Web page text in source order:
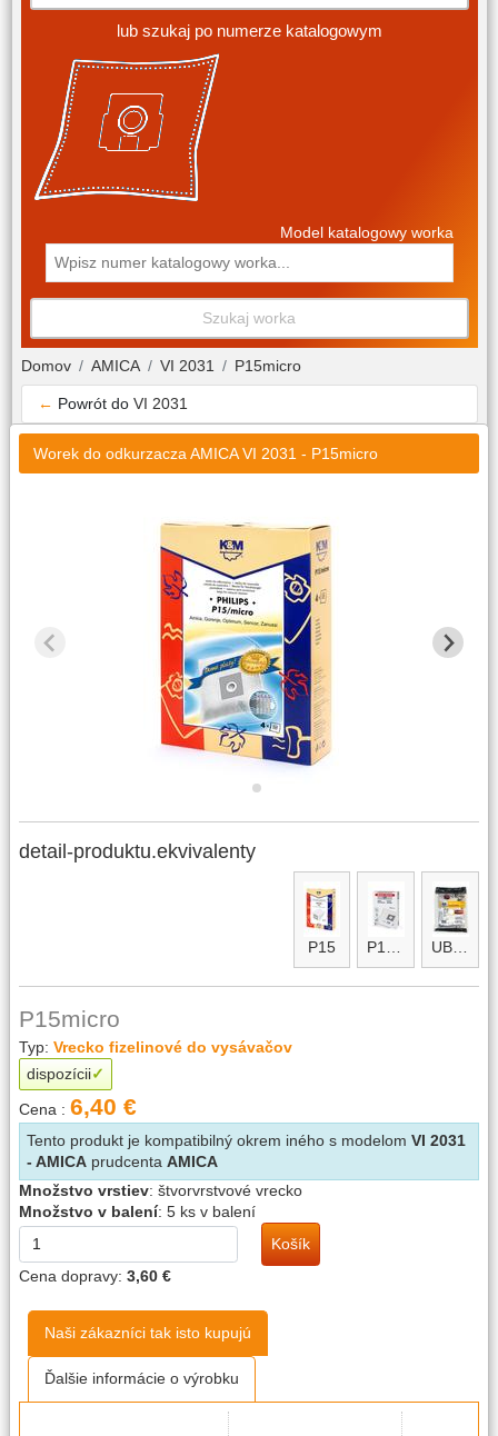
lub szukaj po numerze katalogowym
Model katalogowy worka
Szukaj worka
Domov AMICA VI 2031 P15micro
← Powrót do VI 2031
Worek do odkurzacza AMICA VI 2031 - P15micro
detail-produktu.ekvivalenty
P15 P15micro maxi UBF micro
P15micro
Typ: Vrecko fizelinové do vysávačov
dispozícii
Cena : 6,40 €
Tento produkt je kompatibilný okrem iného s modelom VI 2031
- AMICA prudcenta AMICA
Množstvo vrstiev: štvorvrstvové vrecko
Množstvo v balení: 5 ks v balení
Košík
Cena dopravy: 3,60 €
Naši zákazníci tak isto kupujú
Ďalšie informácie o výrobku